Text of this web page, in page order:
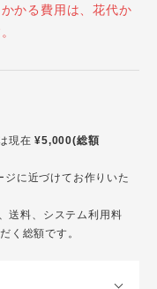
かる費用は、花代か
現在¥5,000(総額
に近づけてお作りいた
送料、システム利用料
く総額です。